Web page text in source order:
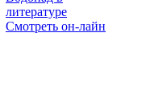
литературе
Смотреть он-лайн